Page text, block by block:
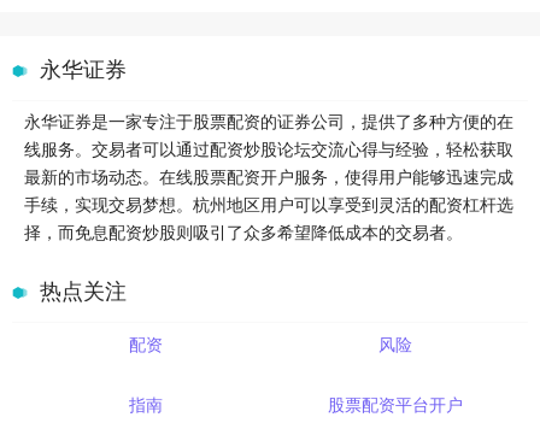
永华证券
永华证券是一家专注于股票配资的证券公司，提供了多种方便的在
线服务。交易者可以通过配资炒股论坛交流心得与经验，轻松获取
最新的市场动态。在线股票配资开户服务，使得用户能够迅速完成
手续，实现交易梦想。杭州地区用户可以享受到灵活的配资杠杆选
择，而免息配资炒股则吸引了众多希望降低成本的交易者。
热点关注
配资 风险
指南 股票配资平台开户